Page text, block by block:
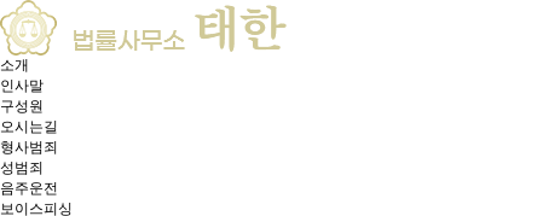
소개
인사말
구성원
오시는길
형사범죄
성범죄
음주운전
보이스피싱